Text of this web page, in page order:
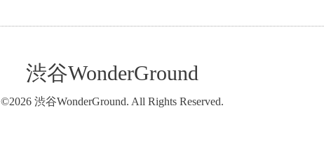
渋谷WonderGround
©2026 渋谷WonderGround. All Rights Reserved.